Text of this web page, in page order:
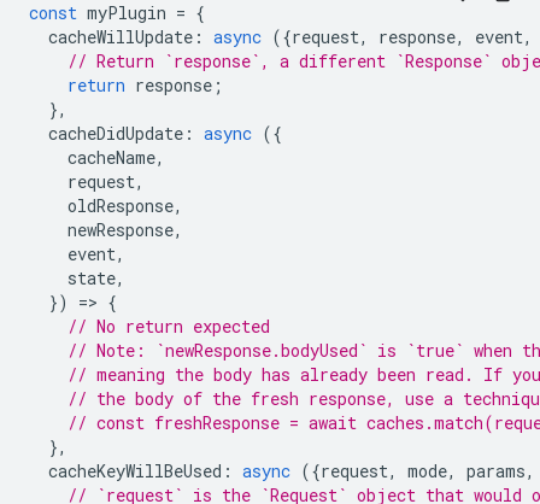
const myPlugin = {
cacheWillUpdate : async ({request, response, event,
// Return `response`, a different `Response`
return response ;
},
cacheDidUpdate : async ({
cacheName,
request,
oldResponse,
newResponse,
event,
state,
})
=> {
// No return expected
// Note: `newResponse.bodyUsed` is `true`
// meaning the body has already been read. If
// the body of the fresh response, use a
// const freshResponse = await
},
cacheKeyWillBeUsed : async ({request, mode, params,
// `request` is the `Request` object that would